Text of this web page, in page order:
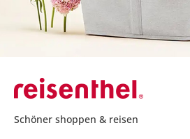
Schöner shoppen & reisen